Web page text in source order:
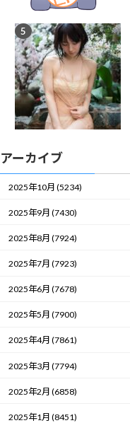
アーカイブ
2025年10月 (5234)
2025年9月 (7430)
2025年8月 (7924)
2025年7月 (7923)
2025年6月 (7678)
2025年5月 (7900)
2025年4月 (7861)
2025年3月 (7794)
2025年2月 (6858)
2025年1月 (8451)